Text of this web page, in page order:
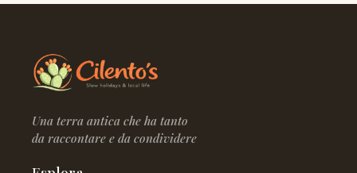
Una terra antica che ha tanto
da raccontare e da condividere